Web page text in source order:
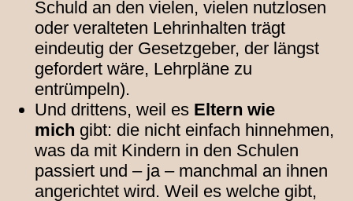
Schuld an den vielen, vielen nutzlosen
oder veralteten Lehrinhalten trägt
eindeutig der Gesetzgeber, der längst
gefordert wäre, Lehrpläne zu
entrümpeln).
Und drittens, weil es Eltern wie
mich gibt: die nicht einfach hinnehmen,
was da mit Kindern in den Schulen
passiert und – ja – manchmal an ihnen
angerichtet wird. Weil es welche gibt,